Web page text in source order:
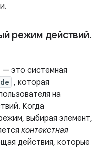
режим действий.
— это системная
, которая
на
Когда
выбирая элемент,
контекстная
действия, которые